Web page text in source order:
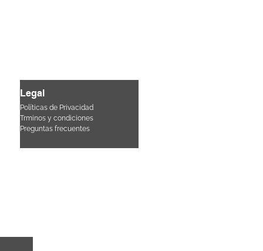
Legal
Políticas de Privacidad
Trminos y condiciones
Preguntas frecuentes